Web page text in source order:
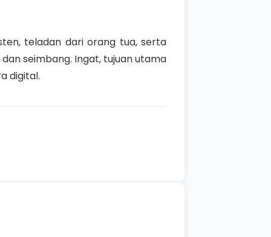
teladan dari orang tua, serta
seimbang. Ingat, tujuan utama
digital.